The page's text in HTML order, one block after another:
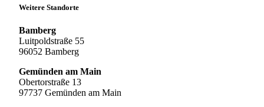
Weitere Standorte
Bamberg
Luitpoldstraße 55
96052 Bamberg
Gemünden am Main
Obertorstraße 13
97737 Gemünden am Main